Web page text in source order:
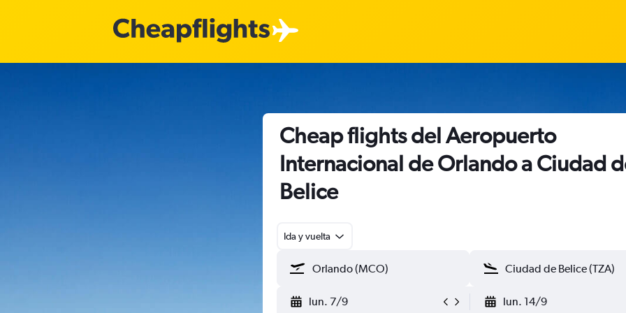
Cheap flights del Aeropuerto
Internacional de Orlando a Ciudad
Belice
Ida y vuelta
lun. 7/9 lun. 14/9